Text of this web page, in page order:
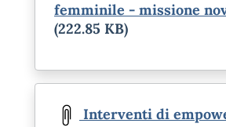
femminile - missione
(222.85 KB)
Interventi di